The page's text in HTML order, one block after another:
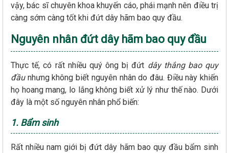
vậy, bác sĩ chuyên khoa khuyến cáo, phái mạnh nên điều trị
càng sớm càng tốt khi đứt dây hãm bao quy đầu.
Nguyên nhân đứt dây hãm bao quy đầu
Thực tế, có rất nhiều quý ông bị đứt dây thắng bao quy
đầunhưng không biết nguyên nhân do đâu. Điều này khiến
họ hoang mang, lo lắng không biết xử lý như thế nào. Dưới
đây là một số nguyên nhân phổ biến:
1. Bẩm sinh
Rất nhiều nam giới bị đứt dây hãm bao quy đầu bẩm sinh